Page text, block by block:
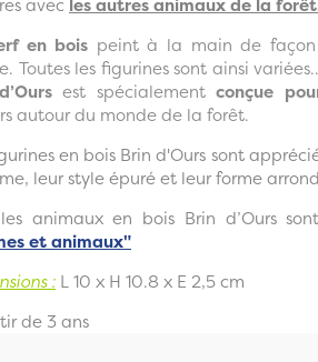
en bois peint à la main de
Toutes les figurines sont ainsi
est spécialement conçue
autour du monde de la forêt.
en bois Brin d'Ours sont
leur style épuré et leur forme
animaux en bois Brin d’Ours sont
et animaux"
: L 10 x H 10.8 x E 2,5 cm
de 3 ans